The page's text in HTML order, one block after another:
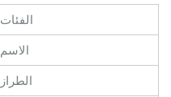
الفئات
الاسم
الطراز